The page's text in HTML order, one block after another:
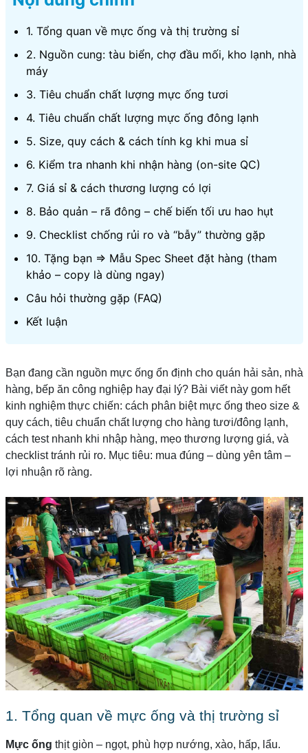
1. Tổng quan về mực ống và thị trường sỉ
2. Nguồn cung: tàu biển, chợ đầu mối, kho lạnh, nhà
máy
3. Tiêu chuẩn chất lượng mực ống tươi
4. Tiêu chuẩn chất lượng mực ống đông lạnh
5. Size, quy cách & cách tính kg khi mua sỉ
6. Kiểm tra nhanh khi nhận hàng (on-site QC)
7. Giá sỉ & cách thương lượng có lợi
8. Bảo quản – rã đông – chế biến tối ưu hao hụt
9. Checklist chống rủi ro và “bẫy” thường gặp
10. Tặng bạn => Mẫu Spec Sheet đặt hàng (tham
khảo – copy là dùng ngay)
Câu hỏi thường gặp (FAQ)
Kết luận
Bạn đang cần nguồn mực ống ổn định cho quán hải sản, nhà
hàng, bếp ăn công nghiệp hay đại lý? Bài viết này gom hết
kinh nghiệm thực chiến: cách phân biệt mực ống theo size &
quy cách, tiêu chuẩn chất lượng cho hàng tươi/đông lạnh,
cách test nhanh khi nhập hàng, mẹo thương lượng giá, và
checklist tránh rủi ro. Mục tiêu: mua đúng – dùng yên tâm –
lợi nhuận rõ ràng.
1. Tổng quan về mực ống và thị trường sỉ
Mực ống thịt giòn – ngọt, phù hợp nướng, xào, hấp, lẩu.